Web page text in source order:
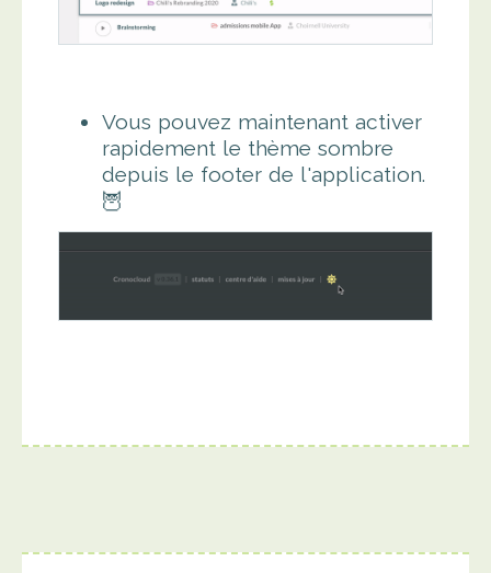
Vous pouvez maintenant activer
rapidement le thème sombre
depuis le footer de l'application.
🦉